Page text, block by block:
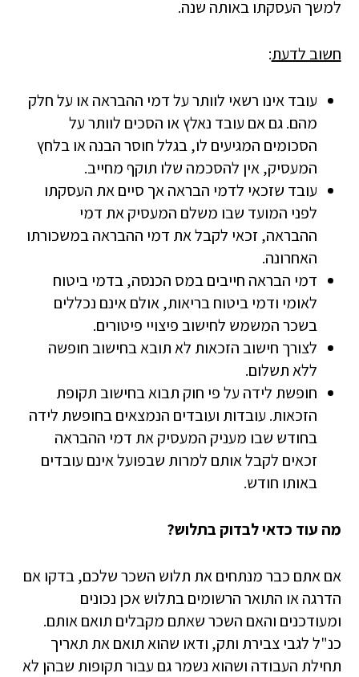
למשך העסקתו באותה שנה.
חשוב לדעת:
עובד אינו רשאי לוותר על דמי ההבראה או על חלק
מהם. גם אם עובד נאלץ או הסכים לוותר על
הסכומים המגיעים לו, בגלל חוסר הבנה או בלחץ
המעסיק, אין להסכמה שלו תוקף מחייב.
עובד שזכאי לדמי הבראה אך סיים את העסקתו
לפני המועד שבו משלם המעסיק את דמי
ההבראה, זכאי לקבל את דמי ההבראה במשכורתו
האחרונה.
דמי הבראה חייבים במס הכנסה, בדמי ביטוח
לאומי ודמי ביטוח בריאות, אולם אינם נכללים
בשכר המשמש לחישוב פיצויי פיטורים.
לצורך חישוב הזכאות לא תובא בחישוב חופשה
ללא תשלום.
חופשת לידה על פי חוק תבוא בחישוב תקופת
הזכאות. עובדות ועובדים הנמצאים בחופשת לידה
בחודש שבו מעניק המעסיק את דמי ההבראה
זכאים לקבל אותם למרות שבפועל אינם עובדים
באותו חודש.
מה עוד כדאי לבדוק בתלוש?
אם אתם כבר מנתחים את תלוש השכר שלכם, בדקו אם
הדרגה או התואר הרשומים בתלוש אכן נכונים
ומעודכנים והאם השכר שאתם מקבלים תואם אותם.
כנ"ל לגבי צבירת ותק, ודאו שהוא תואם את תאריך
תחילת העבודה ושהוא נשמר גם עבור תקופות שבהן לא